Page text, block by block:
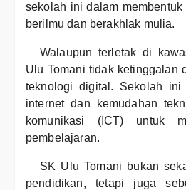
sekolah ini dalam
berilmu dan berakhlak mulia.
Walaupun terletak di
Ulu Tomani tidak ketinggalan
teknologi digital. Sekolah ini
internet dan kemudahan
komunikasi (ICT) untuk
pembelajaran.
SK Ulu Tomani bukan
pendidikan, tetapi juga